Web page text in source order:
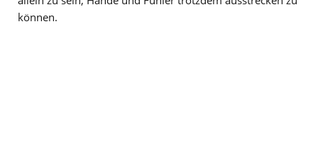
können.